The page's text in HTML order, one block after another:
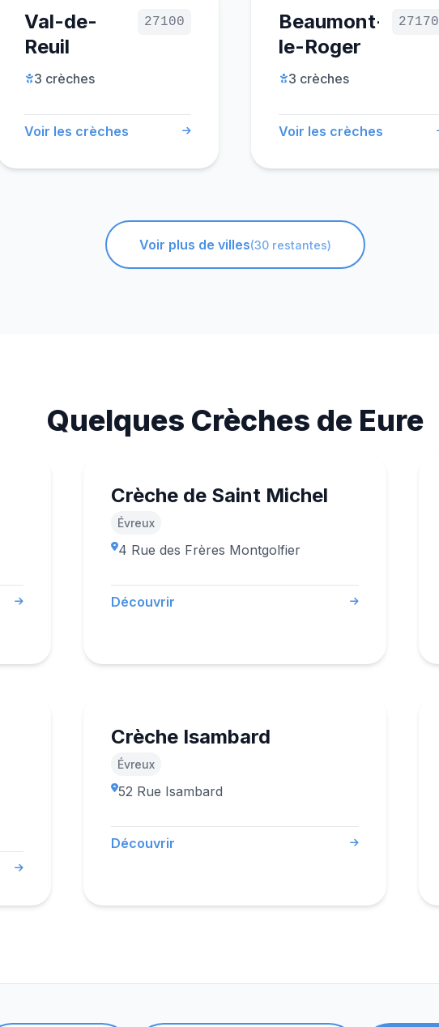
Val-de-
Reuil
27100
3 crèches
Voir les crèches
Beaumont-
le-Roger
27170
3 crèches
Voir les crèches
Voir plus de villes(30 restantes)
Quelques Crèches de Eure
Crèche de Saint Michel
Évreux
4 Rue des Frères Montgolfier
Découvrir
Crèche Isambard
Évreux
52 Rue Isambard
Découvrir